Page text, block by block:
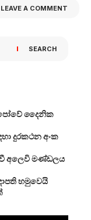
LEAVE A COMMENT
SEARCH
දෛනික
දුරකථන අංක
අලෙවි මණ්ඩලය
හමුවෙයි